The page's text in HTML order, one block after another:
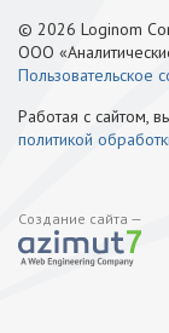
© 2026 Loginom
ООО
Пользовательское
Работая с сайтом,
политикой
Создание сайта —